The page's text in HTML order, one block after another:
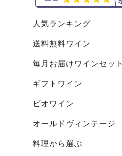
人気ランキング
送料無料ワイン
毎月お届けワインセット
ギフトワイン
ビオワイン
オールドヴィンテージ
料理から選ぶ